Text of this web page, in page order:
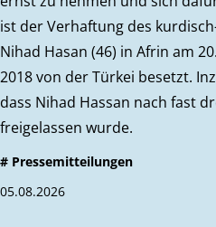
ist der Verhaftung des
Nihad Hasan (46) in Afrin am
2018 von der Türkei besetzt.
dass Nihad Hassan nach fast
freigelassen wurde.
# Pressemitteilungen
05.08.2026